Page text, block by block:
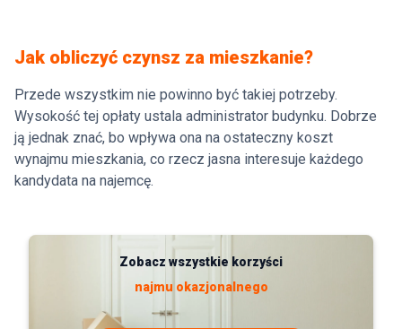
Jak obliczyć czynsz za mieszkanie?
Przede wszystkim nie powinno być takiej potrzeby.
Wysokość tej opłaty ustala administrator budynku. Dobrze
ją jednak znać, bo wpływa ona na ostateczny koszt
wynajmu mieszkania, co rzecz jasna interesuje każdego
kandydata na najemcę.
Zobacz wszystkie korzyści
najmu okazjonalnego